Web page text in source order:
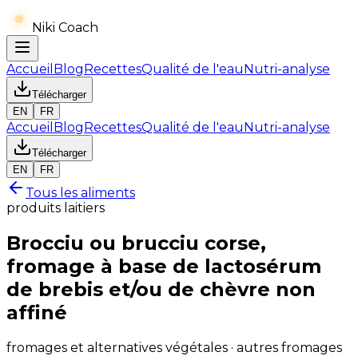
Niki Coach
Accueil BlogRecettesQualité de l'eauNutri-analyse
Télécharger
EN
FR
Accueil BlogRecettesQualité de l'eauNutri-analyse
Télécharger
EN
FR
Tous les aliments
produits laitiers
Brocciu ou brucciu corse,
fromage à base de lactosérum
de brebis et/ou de chèvre non
affiné
fromages et alternatives végétales · autres fromages